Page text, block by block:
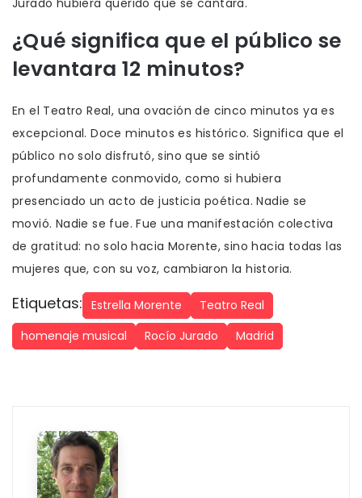
Jurado hubiera querido que se cantara.
¿Qué significa que el público se
levantara 12 minutos?
En el Teatro Real, una ovación de cinco minutos ya es
excepcional. Doce minutos es histórico. Significa que el
público no solo disfrutó, sino que se sintió
profundamente conmovido, como si hubiera
presenciado un acto de justicia poética. Nadie se
movió. Nadie se fue. Fue una manifestación colectiva
de gratitud: no solo hacia Morente, sino hacia todas las
mujeres que, con su voz, cambiaron la historia.
Etiquetas: Estrella Morente
Teatro Real
homenaje musical
Rocío Jurado Madrid